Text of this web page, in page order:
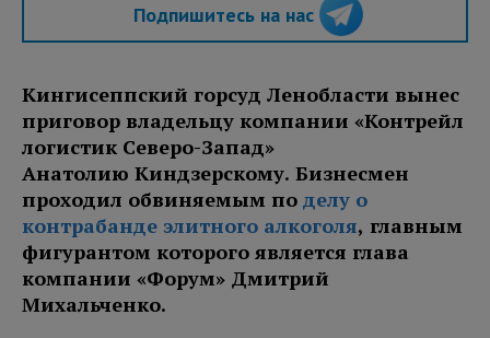
Подпишитесь на нас
Кингисеппский горсуд Ленобласти вынес
приговор владельцу компании «Контрейл
логистик Северо-Запад»
Анатолию Киндзерскому. Бизнесмен
проходил обвиняемым по делу о
контрабанде элитного алкоголя, главным
фигурантом которого является глава
компании «Форум» Дмитрий
Михальченко.